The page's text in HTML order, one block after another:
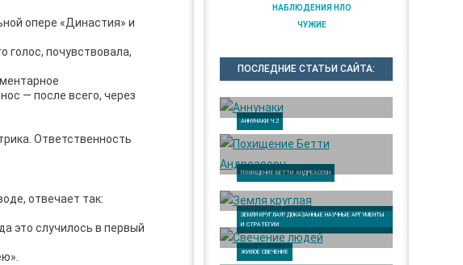
опере «Династия» и
голос, почувствовала,
— после всего, через
Ответственность
отвечает так:
это случилось в первый
НАБЛЮДЕНИЯ НЛО
ЧУЖИЕ
ПОСЛЕДНИЕ СТАТЬИ САЙТА:
АННУНАКИ Ч.2
ПОХИЩЕНИЕ БЕТТИ АНДРЕАССОН
ЗЕМЛЯ КРУГЛАЯ? ДОКАЗАННЫЕ НАУЧНЫЕ АРГУМЕНТЫ
И СТРАТЕГИИ
ЖИВОЕ СВЕЧЕНИЕ